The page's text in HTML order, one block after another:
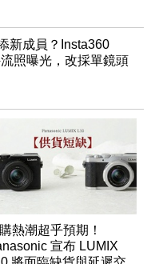
新成員？Insta360
照曝光，改採單鏡頭
熱潮超乎預期！
宣布 LUMIX